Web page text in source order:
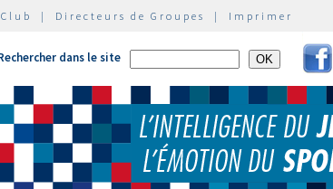
| Directeurs de Groupes | Imprimer
dans le site